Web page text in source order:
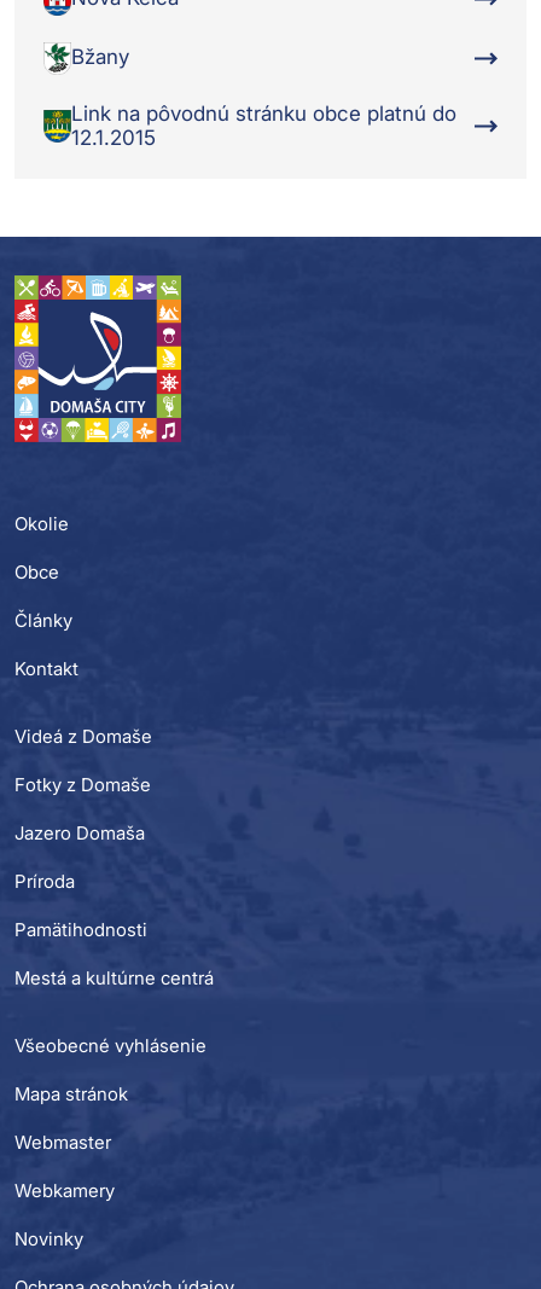
Bžany
Link na pôvodnú stránku obce platnú do
12.1.2015
Okolie
Obce
Články
Kontakt
Videá z Domaše
Fotky z Domaše
Jazero Domaša
Príroda
Pamätihodnosti
Mestá a kultúrne centrá
Všeobecné vyhlásenie
Mapa stránok
Webmaster
Webkamery
Novinky